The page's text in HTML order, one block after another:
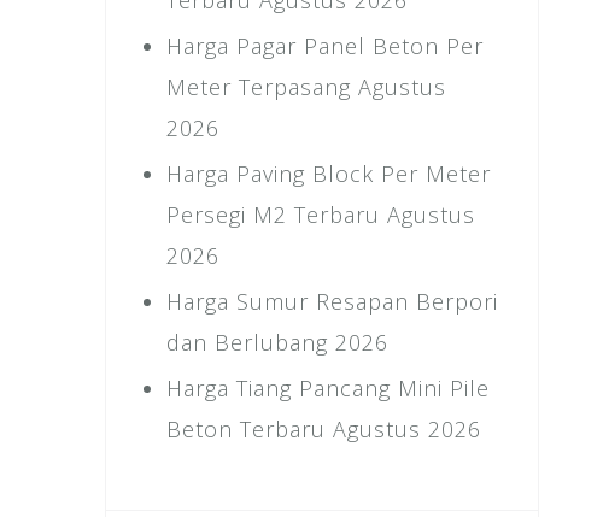
Harga Pagar Panel Beton Per
Meter Terpasang Agustus
2026
Harga Paving Block Per Meter
Persegi M2 Terbaru Agustus
2026
Harga Sumur Resapan Berpori
dan Berlubang 2026
Harga Tiang Pancang Mini Pile
Beton Terbaru Agustus 2026